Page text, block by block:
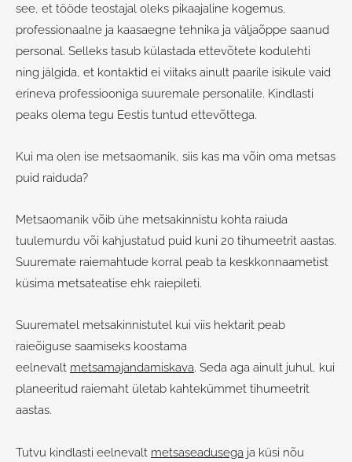
see, et tööde teostajal oleks pikaajaline kogemus,
professionaalne ja kaasaegne tehnika ja väljaõppe saanud
personal. Selleks tasub külastada ettevõtete kodulehti
ning jälgida, et kontaktid ei viitaks ainult paarile isikule vaid
erineva professiooniga suuremale personalile. Kindlasti
peaks olema tegu Eestis tuntud ettevõttega.
Kui ma olen ise metsaomanik, siis kas ma võin oma metsas
puid raiduda?
Metsaomanik võib ühe metsakinnistu kohta raiuda
tuulemurdu või kahjustatud puid kuni 20 tihumeetrit aastas.
Suuremate raiemahtude korral peab ta keskkonnaametist
küsima metsateatise ehk raiepileti.
Suurematel metsakinnistutel kui viis hektarit peab
raieõiguse saamiseks koostama
eelnevalt metsamajandamiskava. Seda aga ainult juhul, kui
planeeritud raiemaht ületab kahtekümmet tihumeetrit
aastas.
Tutvu kindlasti eelnevalt metsaseadusega ja küsi nõu